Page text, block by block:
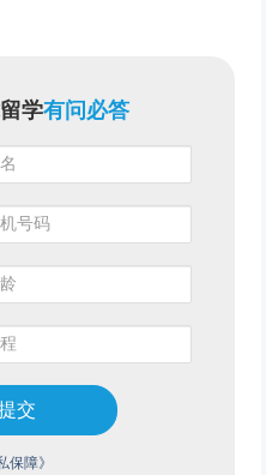
学有问必答
交
保障》